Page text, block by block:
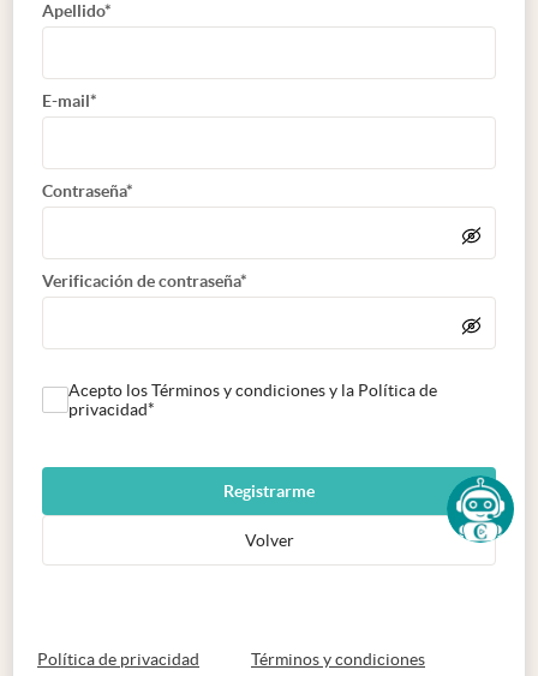
Apellido*
E-mail*
Contraseña*
Verificación de contraseña*
Acepto los Términos y condiciones y la Política de
privacidad*
Registrarme
Volver
Política de privacidad abre en nueva pestaña
Términos y condicionesabre en nueva